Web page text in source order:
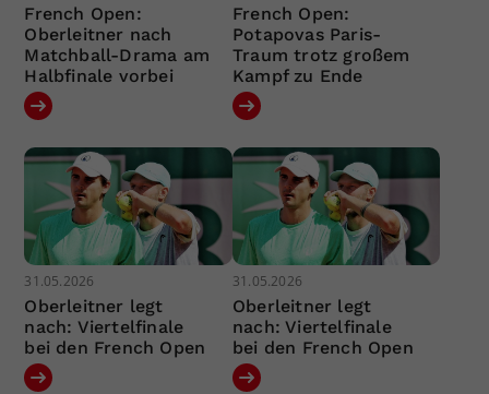
French Open:
Oberleitner nach
Matchball-Drama am
Halbfinale vorbei
French Open:
Potapovas Paris-
Traum trotz großem
Kampf zu Ende
31.05.2026
Oberleitner legt
nach: Viertelfinale
bei den French Open
31.05.2026
Oberleitner legt
nach: Viertelfinale
bei den French Open